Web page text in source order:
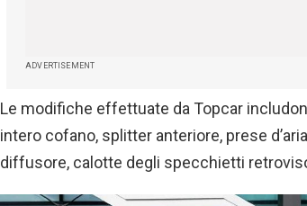
ADVERTISEMENT
Le modifiche effettuate da Topcar
intero cofano, splitter anteriore, prese
diffusore, calotte degli specchietti